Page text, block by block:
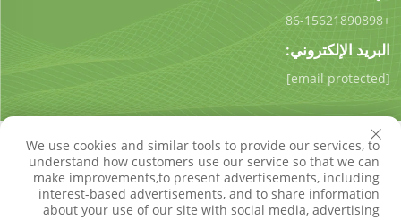
+86-15621890898
البريد الإلكتروني:
[email protected]
حقوق النسخ © شركة شاندونغ كيجونغ للتكنولوجيا البيئية المحدودة.
We use cookies and similar tools to provide our services, to
understand how customers use our service so that we can
make improvements,to present advertisements, including
interest-based advertisements, and to share information
about your use of our site with social media, advertising